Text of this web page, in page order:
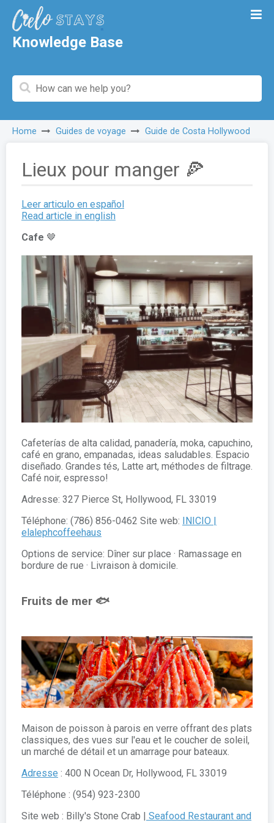
Knowledge Base
Home Guides de voyage Guide de Costa Hollywood
Lieux pour manger 🍕
Leer articulo en español
Read article in english
Cafe 🤎
Cafeterías de alta calidad, panadería, moka, capuchino,
café en grano, empanadas, ideas saludables. Espacio
diseñado. Grandes tés, Latte art, méthodes de filtrage.
Café noir, espresso!
Adresse: 327 Pierce St, Hollywood, FL 33019
Téléphone: (786) 856-0462 Site web:
INICIO |
elalephcoffeehaus
Options de service: Dîner sur place · Ramassage en
bordure de rue · Livraison à domicile.
Fruits de mer 🐟
Maison de poisson à parois en verre offrant des plats
classiques, des vues sur l'eau et le coucher de soleil,
un marché de détail et un amarrage pour bateaux.
Adresse : 400 N Ocean Dr, Hollywood, FL 33019
Téléphone : (954) 923-2300
Site web : Billy's Stone Crab |
Seafood Restaurant and